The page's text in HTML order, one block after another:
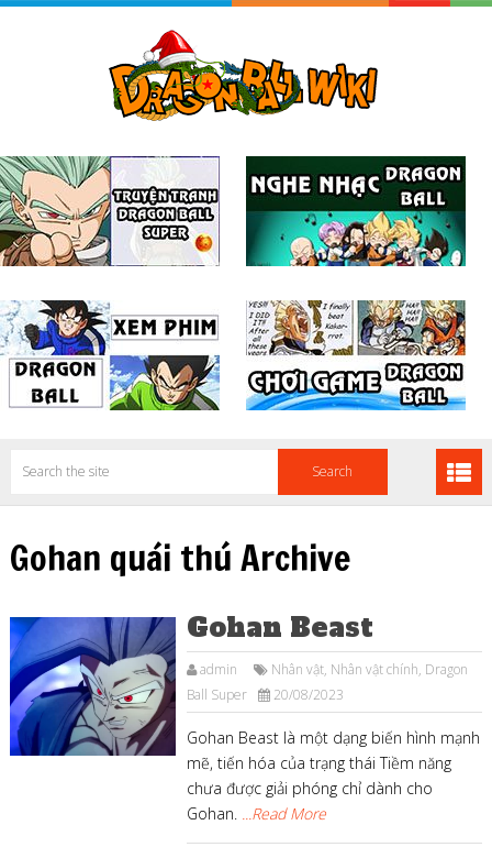
Gohan quái thú Archive
Gohan Beast
admin Nhân vật, Nhân vật chính, Dragon
Ball Super
20/08/2023
Gohan Beast là một dạng biến hình mạnh
mẽ, tiến hóa của trạng thái Tiềm năng
chưa được giải phóng chỉ dành cho
Gohan. ...Read More